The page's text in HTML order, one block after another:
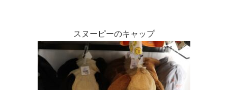
スヌーピーのキャップ